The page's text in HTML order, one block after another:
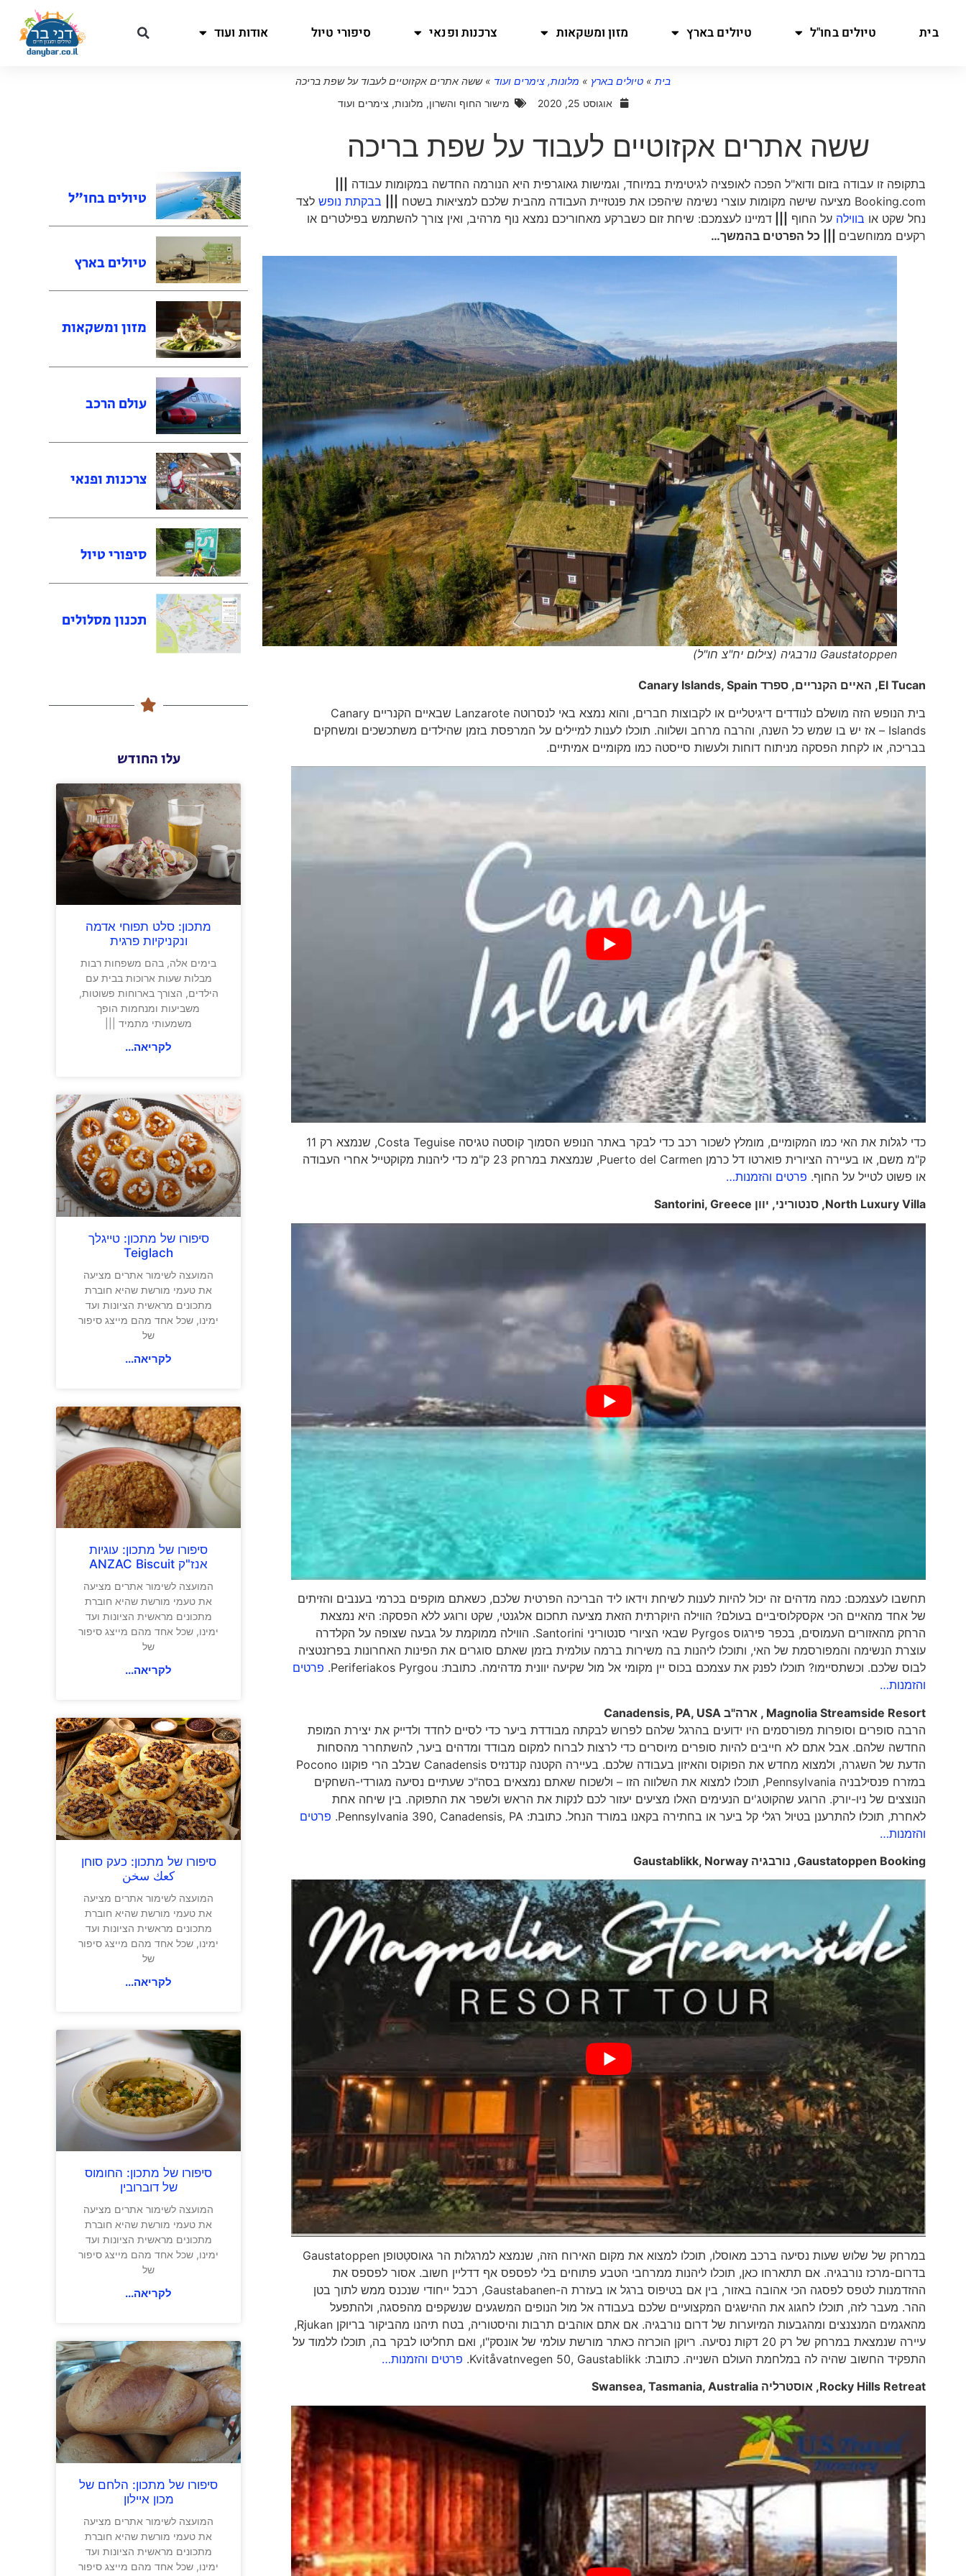
בית טיולים בחו"ל טיולים בארץ מזון ומשקאות צרכנות ופנאי סיפורי טיול אודות ועוד
בית » טיולים בארץ » מלונות, צימרים ועוד »ששה אתרים אקזוטיים לעבוד על שפת בריכה
אוגוסט 25, 2020
מישור החוף והשרון, מלונות, צימרים ועוד
ששה אתרים אקזוטיים לעבוד על שפת בריכה
בתקופה זו עבודה בזום ודוא"ל הפכה לאופציה לגיטימית במיוחד, וגמישות גאוגרפית היא הנורמה החדשה במקומות עבודה
Booking.com מציעה שישה מקומות עוצרי נשימה שיהפכו את פנטזיית העבודה מהבית שלכם למציאות בשטח
בבקתת נופש לצד
נחל שקט או בווילה על החוף |||דמיינו לעצמכם: שיחת זום כשברקע מאחוריכם נמצא נוף מרהיב, ואין צורך להשתמש בפילטרים או
רקעים ממוחשבים ||| כל הפרטים בהמשך…
Gaustatoppen נורבגיה (צילום יח"צ חו"ל)
El Tucan, האיים הקנריים, ספרד Canary Islands, Spain
בית הנופש הזה מושלם לנודדים דיגיטליים או לקבוצות חברים, והוא נמצא באי לנסרוטה Lanzarote שבאיים הקנריים Canary
Islands – אז יש בו שמש כל השנה, והרבה מרחב ושלווה. תוכלו לענות למיילים על המרפסת בזמן שהילדים משתכשכים ומשחקים
בבריכה, או לקחת הפסקה מניתוח דוחות ולעשות סייסטה כמו מקומיים אמיתיים.
כדי לגלות את האי כמו המקומיים, מומלץ לשכור רכב כדי לבקר באתר הנופש הסמוך קוסטה טגיסה Costa Teguise, שנמצא רק 11
ק"מ משם, או בעיירה הציורית פוארטו דל כרמן Puerto del Carmen, שנמצאת במרחק 23 ק"מ כדי ליהנות מקוקטייל אחרי העבודה
או פשוט לטייל על החוף. פרטים והזמנות…
North Luxury Villa, סנטוריני, יוון Santorini, Greece
תחשבו לעצמכם: כמה מדהים זה יכול להיות לענות לשיחת וידאו ליד הבריכה הפרטית שלכם, כשאתם מוקפים בכרמי בענבים והזיתים
של אחד מהאיים הכי אקסקלוסיביים בעולם? הווילה היוקרתית הזאת מציעה תחכום אלגנטי, שקט ורוגע ללא הפסקה: היא נמצאת
הרחק מהאזורים העמוסים, בכפר פירגוס Pyrgos שבאי הציורי סנטוריני Santorini. הווילה ממוקמת על גבעה שצופה על הקלדרה
עוצרת הנשימה והמפורסמת של האי, ותוכלו ליהנות בה משירות ברמה עולמית בזמן שאתם סוגרים את הפינות האחרונות בפרזנטציה
לבוס שלכם. וכשתסיימו? תוכלו לפנק את עצמכם בכוס יין מקומי אל מול שקיעה יוונית מדהימה. כתובת: Periferiakos Pyrgou.
פרטים
והזמנות…
Magnolia Streamside Resort , ארה"ב Canadensis, PA, USA
הרבה סופרים וסופרות מפורסמים היו ידועים בהרגל שלהם לפרוש לבקתה מבודדת ביער כדי לסיים לחדד ולדייק את יצירת המופת
החדשה שלהם. אבל אתם לא חייבים להיות סופרים מיוסרים כדי לרצות לברוח למקום מבודד ומדהים ביער, להשתחרר מהסחות
הדעת של השגרה, ולמצוא מחדש את הפוקוס והאיזון בעבודה שלכם. בעיירה הקטנה קנדנזיס Canadensis שבלב הרי פוקונו Pocono
במזרח פנסילבניה Pennsylvania, תוכלו למצוא את השלווה הזו – ולשכוח שאתם נמצאים בסה"כ שעתיים נסיעה מגורדי-השחקים
הנוצצים של ניו-יורק. הרוגע שהקוטג'ים הנעימים האלו מציעים יעזור לכם לנקות את הראש ולשפר את התפוקה. בין שיחה אחת
לאחרת, תוכלו להתרענן בטיול רגלי קל ביער או בחתירה בקאנו במורד הנחל. כתובת: Pennsylvania 390, Canadensis, PA.
פרטים
והזמנות…
Gaustatoppen Booking, נורבגיהGaustablikk, Norway
במרחק של שלוש שעות נסיעה ברכב מאוסלו, תוכלו למצוא את מקום האירוח הזה, שנמצא למרגלות הר גאוסטָטופן Gaustatoppen
בדרום-מרכז נורבגיה. אם תתארחו כאן, תוכלו ליהנות ממרחבי הטבע פתוחים בלי לפספס אף דדליין חשוב. אסור לפספס את
ההזדמנות לטפס לפסגה הכי אהובה באזור, בין אם בטיפוס ברגל או בעזרת ה-Gaustabanen, רכבל ייחודי שנכנס ממש לתוך בטן
ההר. מעבר לזה, תוכלו לחגוג את ההישגים המקצועיים שלכם בעבודה אל מול הנופים המשגעים שנשקפים מהפסגה, ולהתפעל
מהאגמים המנצנצים ומהגבעות המיוערות של דרום נורבגיה. אם אתם אוהבים תרבות והיסטוריה, בטח תיהנו מהביקור בריוקן Rjukan,
עיירה שנמצאת במרחק של רק 20 דקות נסיעה. ריוקן הוכרזה כאתר מורשת עולמי של אונסק"ו, ואם תחליטו לבקר בה, תוכלו ללמוד על
התפקיד החשוב שהיה לה במלחמת העולם השנייה. כתובת: Kvitåvatnvegen 50, Gaustablikk.
פרטים והזמנות…
Rocky Hills Retreat, אוסטרליהSwansea, Tasmania, Australia
טיולים בחו"ל
טיולים בארץ
מזון ומשקאות
עולם הרכב
צרכנות ופנאי
סיפורי טיול
תכנון מסלולים
עלו החודש
מתכון: סלט תפוחי אדמה
ונקניקיות פרגית
בימים אלה, בהם משפחות רבות
מבלות שעות ארוכות בבית עם
הילדים, הצורך בארוחות פשוטות,
משביעות ומנחמות הופך
משמעותי מתמיד |||
לקריאה...
סיפורו של מתכון: טייגלך
Teiglach
המועצה לשימור אתרים מציעה
את טעמי מורשת שהיא חוברת
מתכונים מראשית הציונות ועד
ימינו, שכל אחד מהם מייצג סיפור
של
לקריאה...
סיפורו של מתכון: עוגיות
אנז"ק ANZAC Biscuit
המועצה לשימור אתרים מציעה
את טעמי מורשת שהיא חוברת
מתכונים מראשית הציונות ועד
ימינו, שכל אחד מהם מייצג סיפור
של
לקריאה...
סיפורו של מתכון: כעק סוחן
كعك سخن
המועצה לשימור אתרים מציעה
את טעמי מורשת שהיא חוברת
מתכונים מראשית הציונות ועד
ימינו, שכל אחד מהם מייצג סיפור
של
לקריאה...
סיפורו של מתכון: החומוס
של דוברובין
המועצה לשימור אתרים מציעה
את טעמי מורשת שהיא חוברת
מתכונים מראשית הציונות ועד
ימינו, שכל אחד מהם מייצג סיפור
של
לקריאה...
סיפורו של מתכון: הלחם של
מכון איילון
המועצה לשימור אתרים מציעה
את טעמי מורשת שהיא חוברת
מתכונים מראשית הציונות ועד
ימינו, שכל אחד מהם מייצג סיפור